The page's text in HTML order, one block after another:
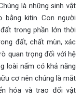
là những sinh vật
bằng kitin. Con người
trong phần lớn thời
đất, chất mùn, xác
quan trọng đối với hệ
loài nấm có khả năng
cơ nên chúng là mắt
hóa và trao đổi vật